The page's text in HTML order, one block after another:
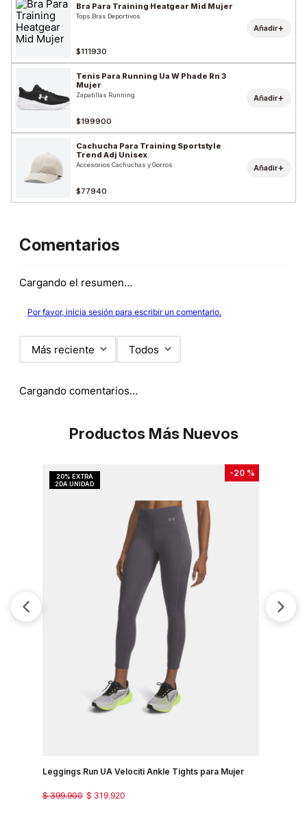
Bra Para Training Heatgear Mid Mujer
Tops Bras Deportivos
$111930
Añadir+
Tenis Para Running Ua W Phade Rn 3
Mujer
Zapatillas Running
$199900
Añadir+
Cachucha Para Training Sportstyle
Trend Adj Unisex
Accesorios Cachuchas y Gorros
$77940
Añadir+
Comentarios
Cargando el resumen…
Por favor, inicia sesión para escribir un comentario.
Más reciente Todos
Cargando comentarios…
Productos Más Nuevos
-20 %
Leggings Run UA Velociti Ankle Tights para Mujer
$ 319.920
$ 399.900